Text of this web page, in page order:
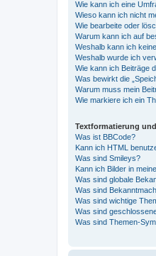
Wie kann ich eine
Wieso kann ich nicht
Wie bearbeite oder
Warum kann ich auf
Weshalb kann ich
Weshalb wurde ich
Wie kann ich Beiträge
Was bewirkt die
Warum muss mein
Wie markiere ich ein
Textformatierung
Was ist BBCode?
Kann ich HTML
Was sind Smileys?
Kann ich Bilder in
Was sind globale
Was sind
Was sind wichtige
Was sind
Was sind Themen-